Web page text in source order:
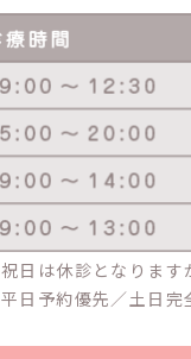
祝日は休診となります
平日予約優先／土日完